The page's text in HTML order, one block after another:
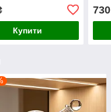
Купити
730